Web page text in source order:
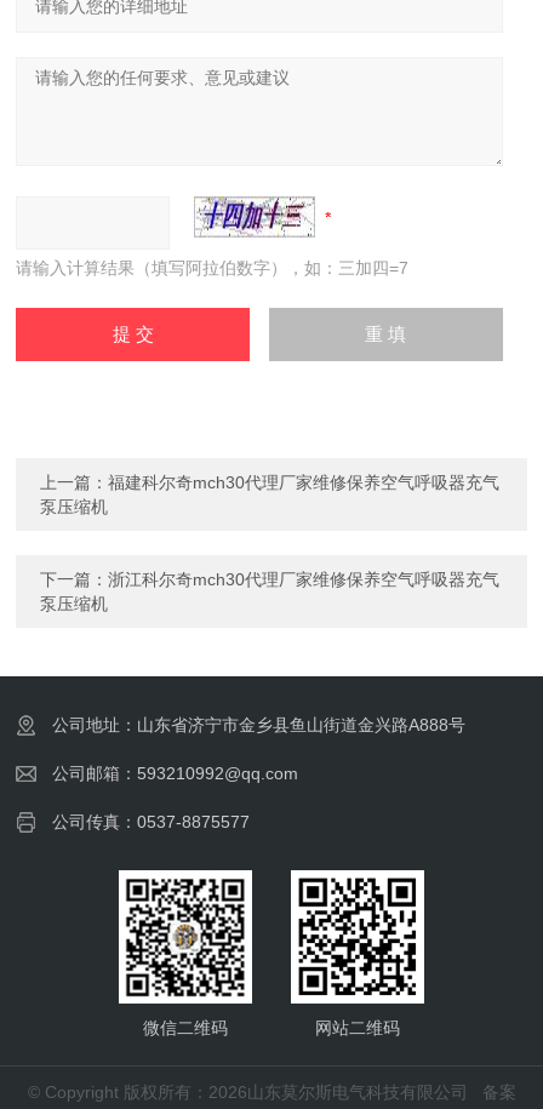
请输入计算结果（填写阿拉伯数字），如：三加四=7
上一篇：福建科尔奇mch30代理厂家维修保养空气呼吸器充气
泵压缩机
下一篇：浙江科尔奇mch30代理厂家维修保养空气呼吸器充气
泵压缩机
公司地址：山东省济宁市金乡县鱼山街道金兴路A888号
公司邮箱：593210992@qq.com
公司传真：0537-8875577
微信二维码 网站二维码
© Copyright 版权所有：2026山东莫尔斯电气科技有限公司 备案